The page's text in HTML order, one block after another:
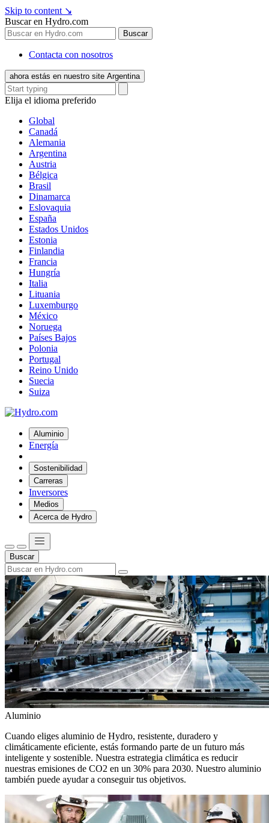
Skip to content ↘
Buscar en Hydro.com
Buscar
Contacta con nosotros
ahora estás en nuestro site Argentina
Elija el idioma preferido
Global
Canadá
Alemania
Argentina
Austria
Bélgica
Brasil
Dinamarca
Eslovaquia
España
Estados Unidos
Estonia
Finlandia
Francia
Hungría
Italia
Lituania
Luxemburgo
México
Noruega
Países Bajos
Polonia
Portugal
Reino Unido
Suecia
Suiza
Aluminio
Energía
Sostenibilidad
Carreras
Inversores
Medios
Acerca de Hydro
Buscar
Aluminio
Cuando eliges aluminio de Hydro, resistente, duradero y
climáticamente eficiente, estás formando parte de un futuro más
inteligente y sostenible. Nuestra estrategia climática es reducir
nuestras emisiones de CO2 en un 30% para 2030. Nuestro aluminio
también puede ayudar a conseguir tus objetivos.